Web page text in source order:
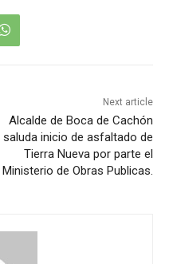
Next article
Alcalde de Boca de Cachón
saluda inicio de asfaltado de
Tierra Nueva por parte el
Ministerio de Obras Publicas.